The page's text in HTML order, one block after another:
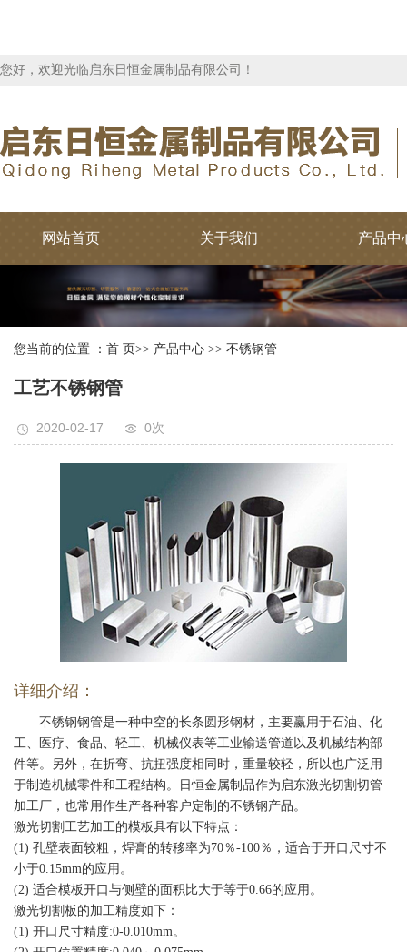
您好，欢迎光临启东日恒金属制品有限公司！
网站首页 关于我们 产品中
您当前的位置 ： 首 页>> 产品中心 >> 不锈钢管
工艺不锈钢管
2020-02-17 0次
详细介绍：
不锈钢钢管是一种中空的长条圆形钢材，主要赢用于石油、化
工、医疗、食品、轻工、机械仪表等工业输送管道以及机械结构部
件等。另外，在折弯、抗扭强度相同时，重量较轻，所以也广泛用
于制造机械零件和工程结构。日恒金属制品作为启东激光切割切管
加工厂，也常用作生产各种客户定制的不锈钢产品。
激光切割工艺加工的模板具有以下特点：
(1) 孔壁表面较粗，焊膏的转移率为70％-100％，适合于开口尺寸不
小于0.15mm的应用。
(2) 适合模板开口与侧壁的面积比大于等于0.66的应用。
激光切割板的加工精度如下：
(1) 开口尺寸精度:0-0.010mm。